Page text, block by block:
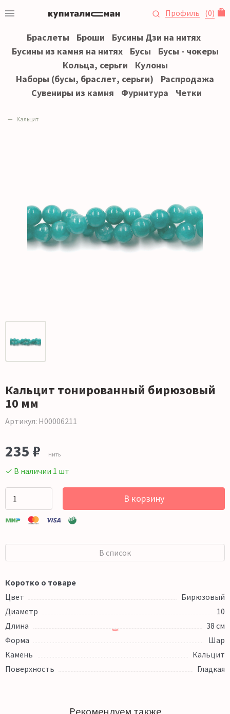
Профиль (0)
Браслеты Броши
Бусины Дзи на нитях
Бусины из камня на нитях
Бусы
Бусы - чокеры
Кольца, серьги
Кулоны
Наборы (бусы, браслет, серьги)
Распродажа
Сувениры из камня
Фурнитура Четки
Кальцит
Кальцит тонированный бирюзовый
10 мм
Артикул: Н00006211
235 ₽ нить
✓ В наличии 1 шт
В корзину
В список
Коротко о товаре
Цвет
Бирюзовый
Диаметр
10
Длина
38 см
Форма
Шар
Камень
Кальцит
Поверхность
Гладкая
Рекомендуем также